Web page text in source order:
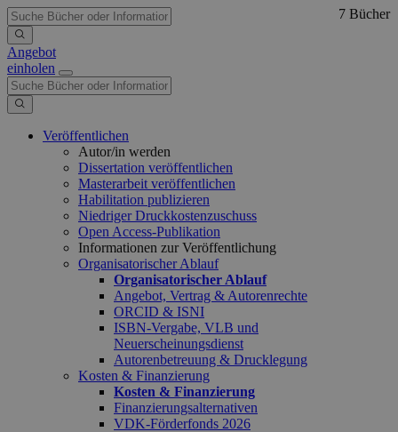
Angebot
einholen
Veröffentlichen
Autor/in werden
Dissertation veröffentlichen
Masterarbeit veröffentlichen
Habilitation publizieren
Niedriger Druckkostenzuschuss
Open Access-Publikation
Informationen zur Veröffentlichung
Organisatorischer Ablauf
Organisatorischer Ablauf
Angebot, Vertrag & Autorenrechte
ORCID & ISNI
ISBN-Vergabe, VLB und
Neuerscheinungsdienst
Autorenbetreuung & Drucklegung
Kosten & Finanzierung
Kosten & Finanzierung
Finanzierungsalternativen
VDK-Förderfonds 2026
7 Bücher